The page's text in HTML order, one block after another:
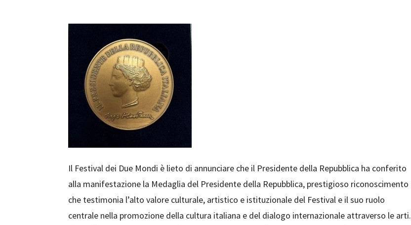
Il Festival dei Due Mondi è lieto di annunciare che il Presidente della Repubblica ha conferito
alla manifestazione la Medaglia del Presidente della Repubblica, prestigioso riconoscimento
che testimonia l’alto valore culturale, artistico e istituzionale del Festival e il suo ruolo
centrale nella promozione della cultura italiana e del dialogo internazionale attraverso le arti.